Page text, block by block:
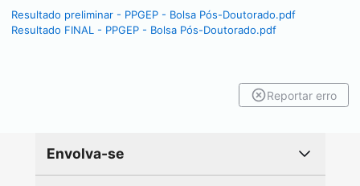
Resultado preliminar - PPGEP - Bolsa Pós-Doutorado.pdf
Resultado FINAL - PPGEP - Bolsa Pós-Doutorado.pdf
Reportar erro
Envolva-se